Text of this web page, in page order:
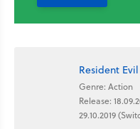
Resident
Genre: Action
Release:
29.10.2019